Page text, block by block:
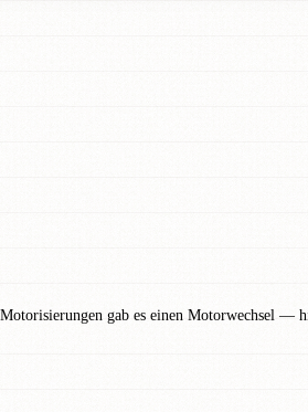
gab es einen Motorwechsel —